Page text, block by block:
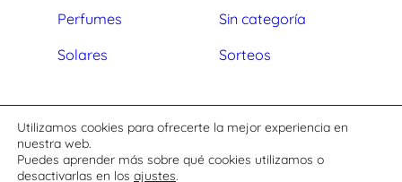
Perfumes
Sin categoría
Solares
Sorteos
Aviso legal
Política de privacidad
Política de cookies
Utilizamos cookies para ofrecerte la mejor experiencia en
nuestra web.
Puedes aprender más sobre qué cookies utilizamos o
desactivarlas en los ajustes.